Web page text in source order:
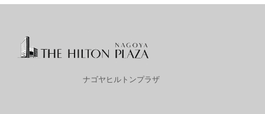
ナゴヤヒルトンプラザ